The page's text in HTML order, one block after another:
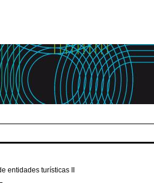
entidades turísticas II